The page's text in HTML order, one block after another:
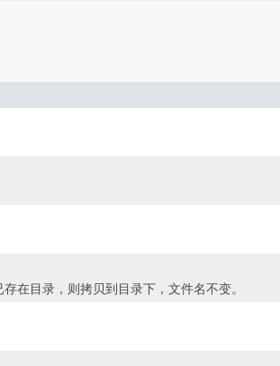
目录，则拷贝到目录下，文件名不变。